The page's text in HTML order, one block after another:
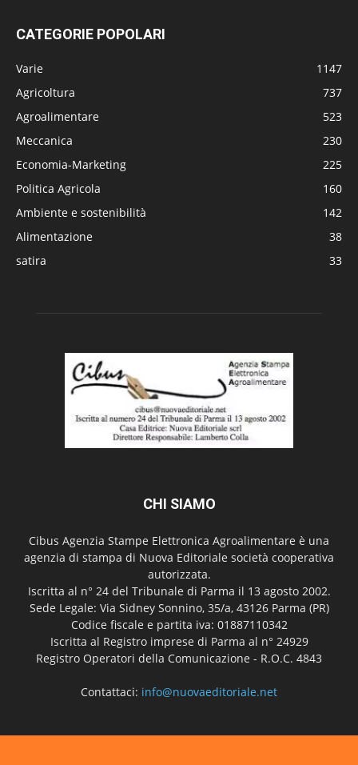
CATEGORIE POPOLARI
Varie
1147
Agricoltura
737
Agroalimentare
523
Meccanica
230
Economia-Marketing
225
Politica Agricola
160
Ambiente e sostenibilità
142
Alimentazione
38
satira
33
CHI SIAMO
Cibus Agenzia Stampe Elettronica Agroalimentare è una
agenzia di stampa di Nuova Editoriale società cooperativa
autorizzata.
Iscritta al n° 24 del Tribunale di Parma il 13 agosto 2002.
Sede Legale: Via Sidney Sonnino, 35/a, 43126 Parma (PR)
Codice fiscale e partita iva: 01887110342
Iscritta al Registro imprese di Parma al n° 24929
Registro Operatori della Comunicazione - R.O.C. 4843
Contattaci: info@nuovaeditoriale.net